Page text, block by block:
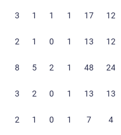
3 1 1 1 17 12
2 1 0 1 13 12
8 5 2 1 48 24
3 2 0 1 13 13
2 1 0 1 7 4